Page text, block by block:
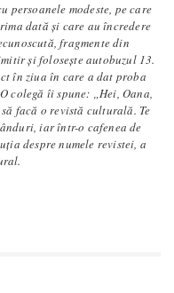
persoanele modeste, pe care
dată şi care au încredere
fragmente din
și foloseşte autobuzul 13.
în ziua în care a dat proba
colegă îi spune: „Hei, Oana,
facă o revistă culturală. Te
iar într-o cafenea de
despre numele revistei, a